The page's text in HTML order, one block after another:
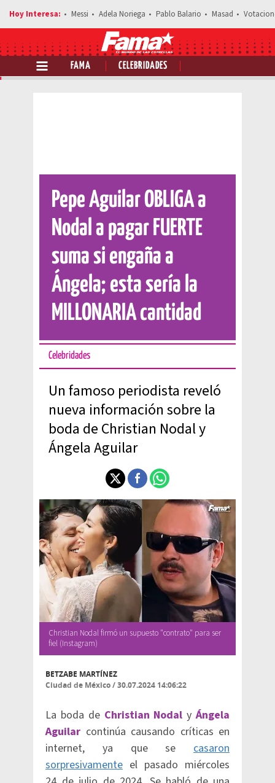
Messi Adela Noriega Pablo Balario Masad
FAMA CELEBRIDADES
Comparte esta noticia
Pepe Aguilar OBLIGA a
Nodal a pagar FUERTE
suma si engaña a
Ángela; esta sería la
MILLONARIA cantidad
Celebridades
Un famoso periodista reveló
nueva información sobre la
boda de Christian Nodal y
Ángela Aguilar
Christian Nodal firmó un supuesto "contrato" para ser
fiel (Instagram)
BETZABE MARTÍNEZ
Ciudad de México/30.07.2024 14:06:22
La boda de Christian Nodal yÁngela
Aguilar continúa causando críticas en
internet, ya que se casaron
sorpresivamente el pasado miércoles